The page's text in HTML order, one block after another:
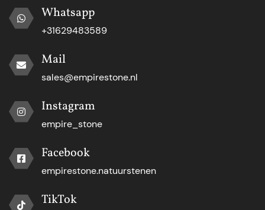
Whatsapp
+31629483589
Mail
sales@empirestone.nl
Instagram
empire_stone
Facebook
empirestone.natuurstenen
TikTok